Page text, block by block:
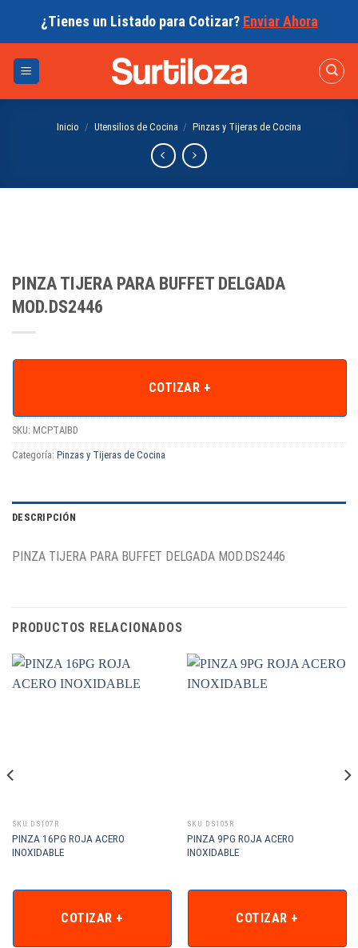
¿Tienes un Listado para Cotizar? Enviar Ahora
Inicio / Utensilios de Cocina / Pinzas y Tijeras de Cocina
PINZA TIJERA PARA BUFFET DELGADA
MOD.DS2446
COTIZAR +
SKU: MCPTAIBD
Categoría: Pinzas y Tijeras de Cocina
DESCRIPCIÓN
PINZA TIJERA PARA BUFFET DELGADA MOD.DS2446
PRODUCTOS RELACIONADOS
SKU: DS107R
PINZA 16PG ROJA ACERO
INOXIDABLE
COTIZAR +
SKU: DS105R
PINZA 9PG ROJA ACERO
INOXIDABLE
COTIZAR +